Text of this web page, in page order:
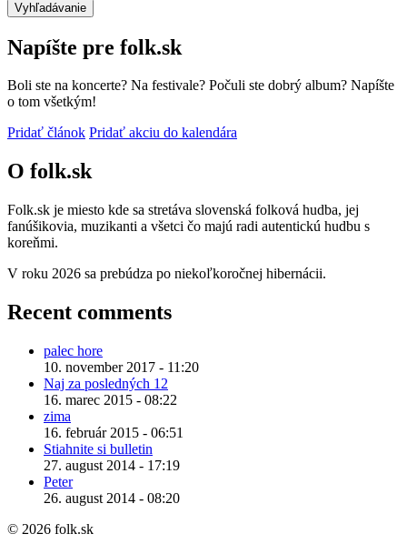
Napíšte pre folk.sk
Boli ste na koncerte? Na festivale? Počuli ste dobrý album? Napíšte
o tom všetkým!
Pridať článok Pridať akciu do kalendára
O folk.sk
Folk.sk je miesto kde sa stretáva slovenská folková hudba, jej
fanúšikovia, muzikanti a všetci čo majú radi autentickú hudbu s
koreňmi.
V roku 2026 sa prebúdza po niekoľkoročnej hibernácii.
Recent comments
palec hore
10. november 2017 - 11:20
Naj za posledných 12
16. marec 2015 - 08:22
zima
16. február 2015 - 06:51
Stiahnite si bulletin
27. august 2014 - 17:19
Peter
26. august 2014 - 08:20
© 2026 folk.sk